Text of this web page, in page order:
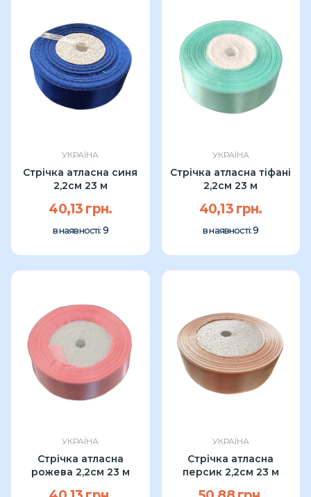
УКРАЇНА
Стрічка атласна синя
2,2см 23 м
40,13 грн.
в наявності: 9
УКРАЇНА
Стрічка атласна тіфані
2,2см 23 м
40,13 грн.
в наявності:9
УКРАЇНА
Стрічка атласна
рожева 2,2см 23 м
УКРАЇНА
Стрічка атласна
персик 2,2см 23 м